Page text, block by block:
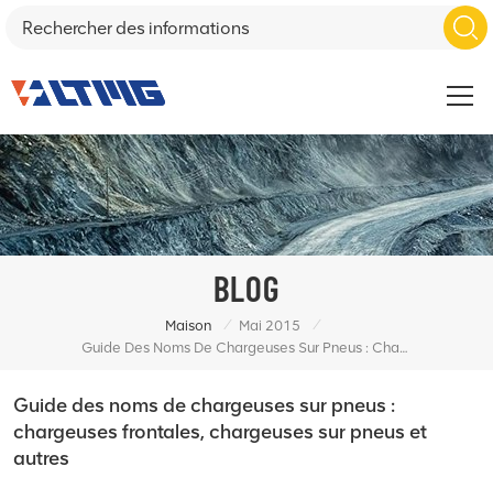
BLOG
Maison / Mai 2015
/
Guide Des Noms De Chargeuses Sur Pneus : Chargeuses Frontales, Chargeuses Sur Pneus Et Autres
Guide des noms de chargeuses sur pneus :
chargeuses frontales, chargeuses sur pneus et
autres